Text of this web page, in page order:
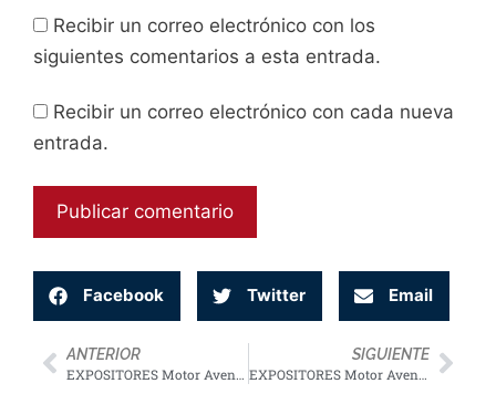
Recibir un correo electrónico con los
siguientes comentarios a esta entrada.
Recibir un correo electrónico con cada nueva
entrada.
Facebook Twitter Email
ANTERIOR
EXPOSITORES Motor Aventura 2023 EQUIPA TU AVENTURA
SIGUIENTE
EXPOSITORES Motor Aventura 2023